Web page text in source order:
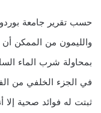
حسب تقرير جامعة
والليمون من الممكن
بمحاولة شرب الماء
في الجزء الخلفي من
ثبتت له فوائد صحية